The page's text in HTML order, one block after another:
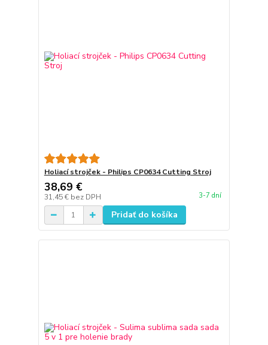
Holiací strojček - Philips CP0634 Cutting Stroj
38,69 €
31,45 € bez DPH 3-7 dní
Pridať do košíka